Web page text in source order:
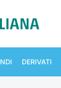
DERIVATI